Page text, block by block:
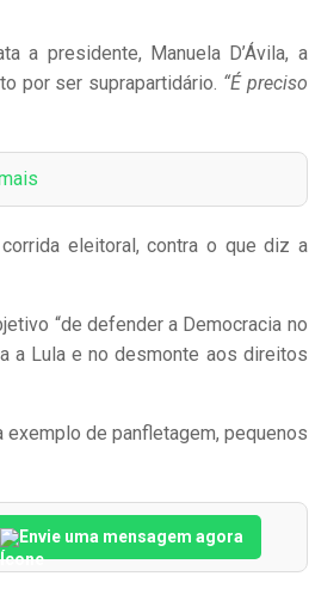
a presidente, Manuela D’Ávila, a
por ser suprapartidário. “É preciso
eleitoral, contra o que diz a
“de defender a Democracia no
a Lula e no desmonte aos direitos
de panfletagem, pequenos
Envie uma mensagem agora